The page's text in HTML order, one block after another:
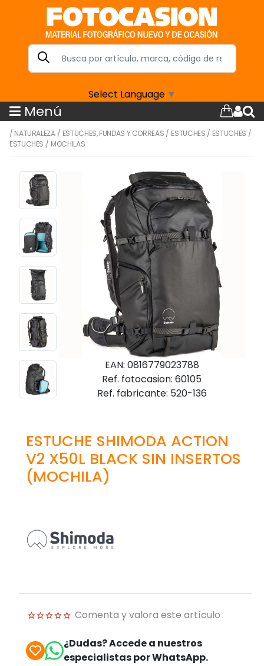
Select Language ▼
Menú
/ NATURALEZA/ ESTUCHES, FUNDAS Y CORREAS / ESTUCHES / ESTUCHES /
ESTUCHES / MOCHILAS
EAN: 0816779023788
Ref. fotocasion: 60105
Ref. fabricante: 520-136
ESTUCHE SHIMODA ACTION
V2 X50L BLACK SIN INSERTOS
(MOCHILA)
Comenta y valora este artículo
¿Dudas? Accede a nuestros
especialistas por WhatsApp.